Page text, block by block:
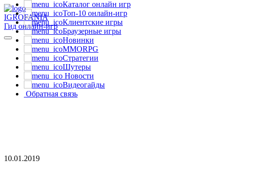
IGROFANIA
Гид онлайн-игр
Каталог онлайн игр
Топ-10 онлайн-игр
Клиентские игры
Браузерные игры
Новинки
MMORPG
Стратегии
Шутеры
Новости
Видеогайды
Обратная связь
10.01.2019